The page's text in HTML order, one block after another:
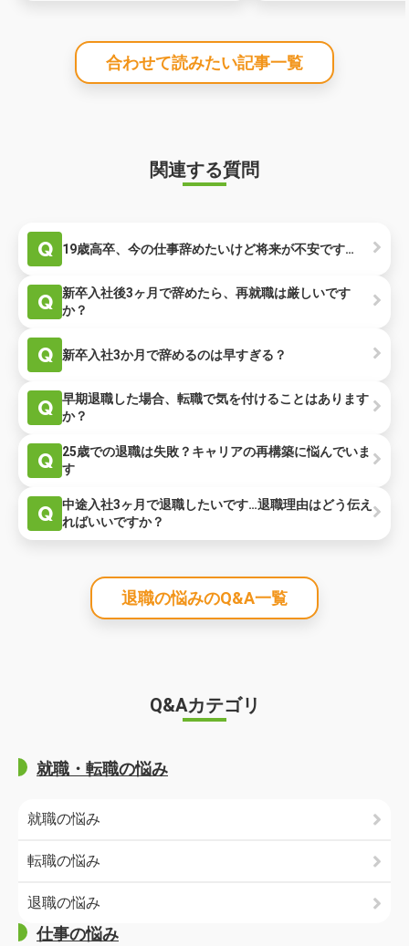
合わせて読みたい記事一覧
関連する質問
Q 19歳高卒、今の仕事辞めたいけど将来が不安です…
Q
新卒入社後3ヶ月で辞めたら、再就職は厳しいです
か？
Q 新卒入社3か月で辞めるのは早すぎる？
Q
早期退職した場合、転職で気を付けることはあります
か？
Q
25歳での退職は失敗？キャリアの再構築に悩んでいま
す
Q
中途入社3ヶ月で退職したいです…退職理由はどう伝え
ればいいですか？
退職の悩みのQ&A一覧
Q&Aカテゴリ
就職・転職の悩み
就職の悩み
転職の悩み
退職の悩み
仕事の悩み